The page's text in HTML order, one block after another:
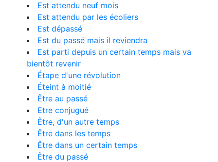
Est attendu neuf mois
Est attendu par les écoliers
Est dépassé
Est du passé mais il reviendra
Est parti depuis un certain temps mais va
bientôt revenir
Étape d'une révolution
Éteint à moitié
Être au passé
Etre conjugué
Être, d'un autre temps
Être dans les temps
Être dans un certain temps
Être du passé